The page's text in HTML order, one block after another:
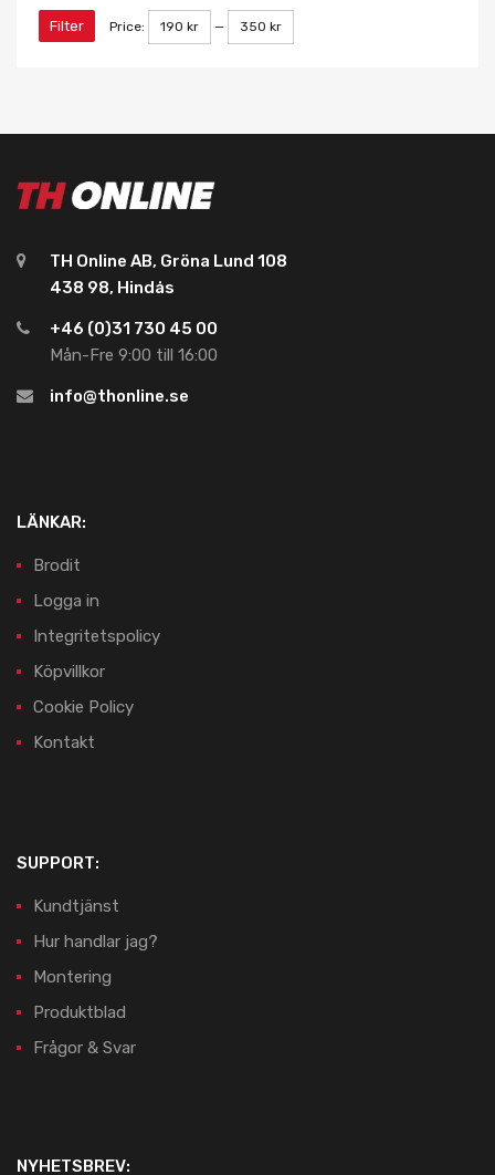
Filter Price: 190 kr — 350 kr
TH Online AB, Gröna Lund 108
438 98, Hindås
+46 (0)31 730 45 00
Mån-Fre 9:00 till 16:00
info@thonline.se
LÄNKAR:
Brodit
Logga in
Integritetspolicy
Köpvillkor
Cookie Policy
Kontakt
SUPPORT:
Kundtjänst
Hur handlar jag?
Montering
Produktblad
Frågor & Svar
NYHETSBREV: